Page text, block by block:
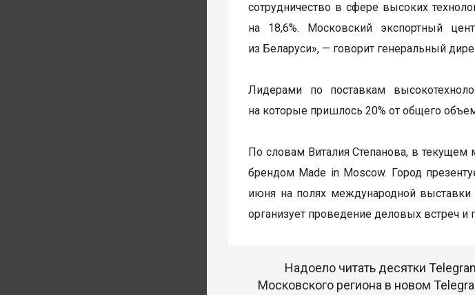
сотрудничество в сфере высоких
на 18,6%. Московский экспортный
из Беларуси», — говорит генеральный
Лидерами по поставкам
на которые пришлось 20% от общего
По словам Виталия Степанова, в
брендом Made in Moscow. Город
июня на полях международной выставки
организует проведение деловых встреч
Надоело читать десятки
Московского региона в новом